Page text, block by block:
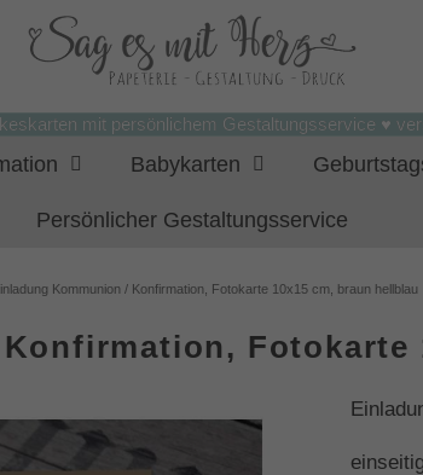
mit persönlichem Gestaltungsservice ♥
Babykarten
Persönlicher Gestaltungsservice
Kommunion / Konfirmation, Fotokarte 10x15 cm, braun hellblau
Fotokarte